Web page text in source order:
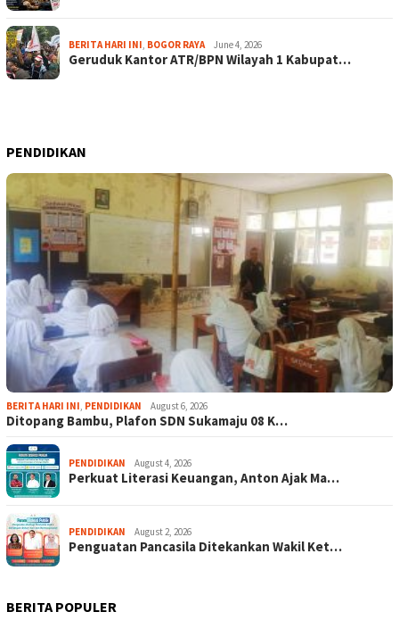
BERITA HARI INI, BOGOR RAYA June 4, 2026
Geruduk Kantor ATR/BPN Wilayah 1 Kabupat…
PENDIDIKAN
BERITA HARI INI, PENDIDIKAN August 6, 2026
Ditopang Bambu, Plafon SDN Sukamaju 08 K…
PENDIDIKAN August 4, 2026
Perkuat Literasi Keuangan, Anton Ajak Ma…
PENDIDIKAN August 2, 2026
Penguatan Pancasila Ditekankan Wakil Ket…
BERITA POPULER